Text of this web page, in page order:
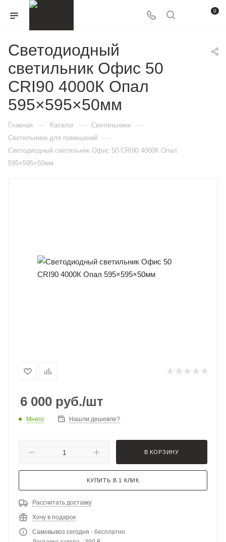
0
Светодиодный
светильник Офис 50
CRI90 4000К Опал
595×595×50мм
Главная — Каталог — Светильники —
Светильники для помещений —
Светодиодный светильник Офис 50 CRI90 4000К Опал
595×595×50мм
6 000 руб./шт
Много Нашли дешевле?
В КОРЗИНУ
КУПИТЬ В 1 КЛИК
Рассчитать доставку
Хочу в подарок
Самовывоз сегодня - бесплатно